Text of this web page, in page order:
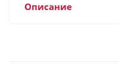
Описание